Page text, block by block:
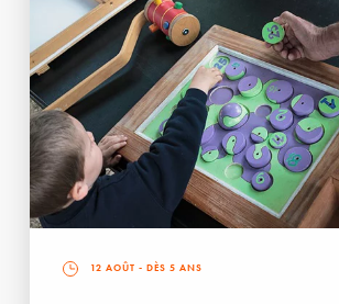
12 AOÛT - DÈS 5 ANS